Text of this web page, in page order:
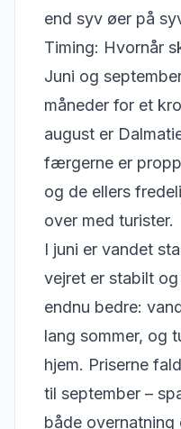
end syv øer på
Timing: Hvornår
Juni og
måneder for et
august er
færgerne er
og de ellers
over med turister.
I juni er vandet
vejret er stabilt
endnu bedre:
lang sommer, og
hjem. Priserne
til september –
både overnatning